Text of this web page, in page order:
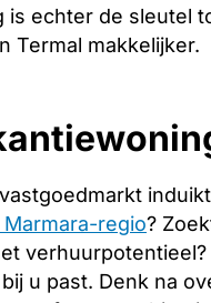
is echter de sleutel
Termal makkelijker.
regio?
u past. Denk na